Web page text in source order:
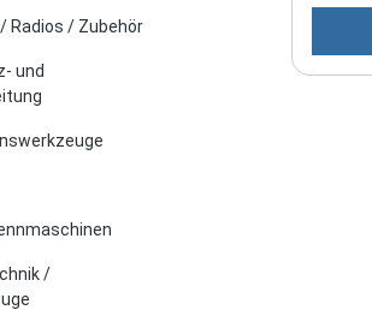
Radios / Zubehör
und
/
aus